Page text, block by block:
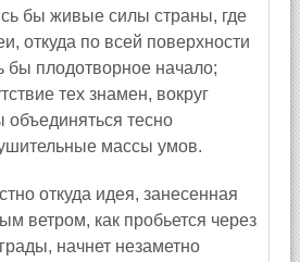
бы живые силы страны, где
откуда по всей поверхности
бы плодотворное начало;
тех знамен, вокруг
объединяться тесно
массы умов.
откуда идея, занесенная
ветром, как пробьется через
начнет незаметно